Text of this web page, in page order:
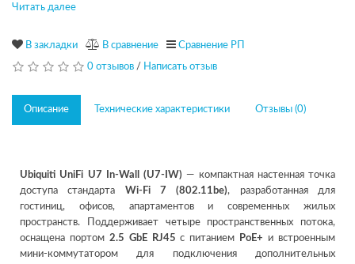
Читать далее
В закладки В сравнение Сравнение РП
0 отзывов / Написать отзыв
Описание Технические характеристики Отзывы (0)
Ubiquiti UniFi U7 In-Wall (U7-IW) — компактная настенная точка
доступа стандарта Wi-Fi 7 (802.11be), разработанная для
гостиниц, офисов, апартаментов и современных жилых
пространств. Поддерживает четыре пространственных потока,
оснащена портом 2.5 GbE RJ45 с питанием PoE+ и встроенным
мини-коммутатором для подключения дополнительных